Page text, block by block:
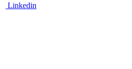
Linkedin